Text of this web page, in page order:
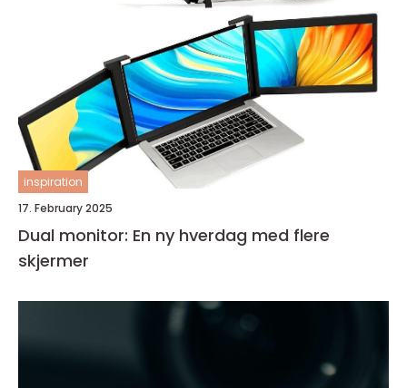
inspiration
17. February 2025
Dual monitor: En ny hverdag med flere
skjermer